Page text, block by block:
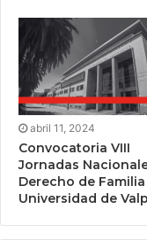
abril 11, 2024
Convocatoria VIII
Jornadas
Derecho de
Universidad de